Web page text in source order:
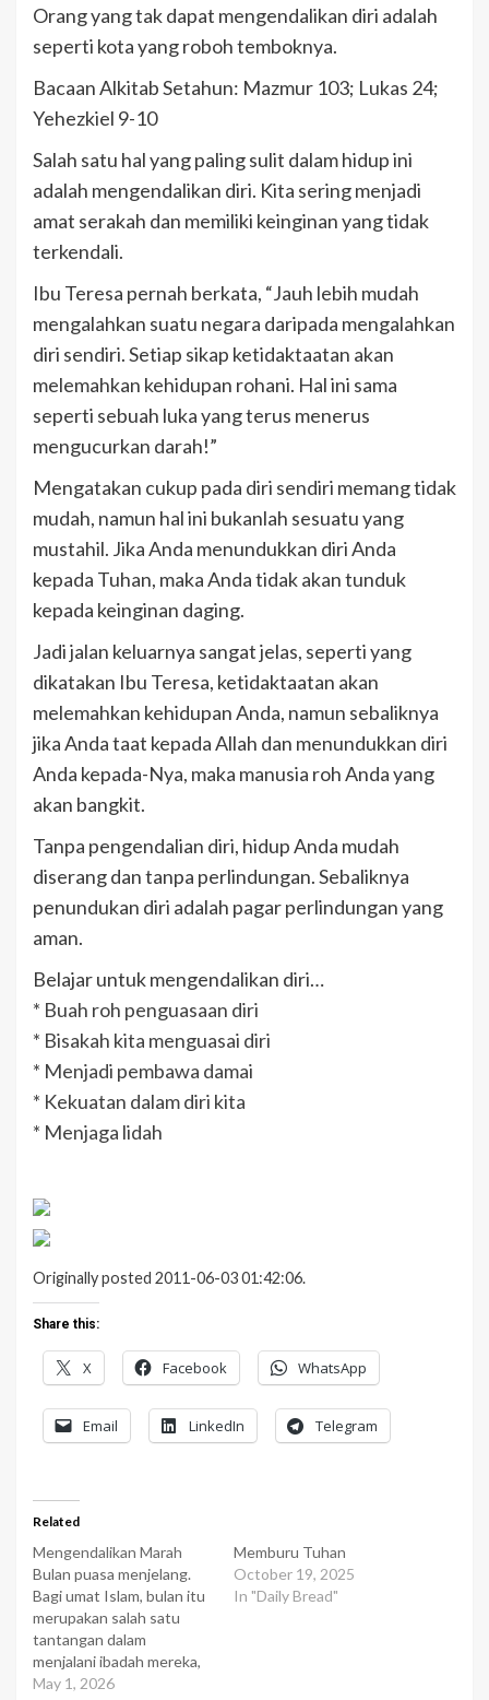
Orang yang tak dapat mengendalikan diri adalah
seperti kota yang roboh temboknya.
Bacaan Alkitab Setahun: Mazmur 103; Lukas 24;
Yehezkiel 9-10
Salah satu hal yang paling sulit dalam hidup ini
adalah mengendalikan diri. Kita sering menjadi
amat serakah dan memiliki keinginan yang tidak
terkendali.
Ibu Teresa pernah berkata, “Jauh lebih mudah
mengalahkan suatu negara daripada mengalahkan
diri sendiri. Setiap sikap ketidaktaatan akan
melemahkan kehidupan rohani. Hal ini sama
seperti sebuah luka yang terus menerus
mengucurkan darah!”
Mengatakan cukup pada diri sendiri memang tidak
mudah, namun hal ini bukanlah sesuatu yang
mustahil. Jika Anda menundukkan diri Anda
kepada Tuhan, maka Anda tidak akan tunduk
kepada keinginan daging.
Jadi jalan keluarnya sangat jelas, seperti yang
dikatakan Ibu Teresa, ketidaktaatan akan
melemahkan kehidupan Anda, namun sebaliknya
jika Anda taat kepada Allah dan menundukkan diri
Anda kepada-Nya, maka manusia roh Anda yang
akan bangkit.
Tanpa pengendalian diri, hidup Anda mudah
diserang dan tanpa perlindungan. Sebaliknya
penundukan diri adalah pagar perlindungan yang
aman.
Belajar untuk mengendalikan diri…
* Buah roh penguasaan diri
* Bisakah kita menguasai diri
* Menjadi pembawa damai
* Kekuatan dalam diri kita
* Menjaga lidah
Originally posted 2011-06-03 01:42:06.
Share this:
X Facebook WhatsApp
Email LinkedIn Telegram
Related
Mengendalikan Marah
Bulan puasa menjelang.
Bagi umat Islam, bulan itu
merupakan salah satu
tantangan dalam
menjalani ibadah mereka,
yaitu mengendalikan
May 1, 2026
Memburu Tuhan
October 19, 2025
In "Daily Bread"